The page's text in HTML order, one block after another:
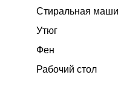
Стиральная
Утюг
Фен
Рабочий стол